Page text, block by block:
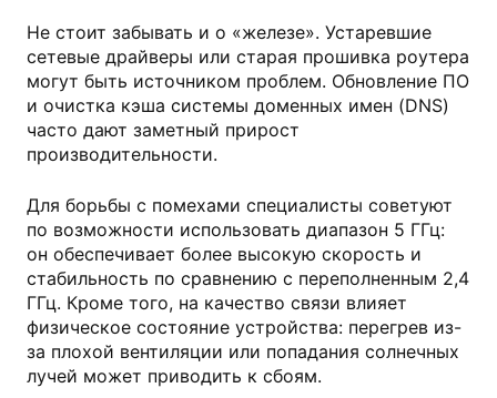
Не стоит забывать и о «железе». Устаревшие
сетевые драйверы или старая прошивка роутера
могут быть источником проблем. Обновление ПО
и очистка кэша системы доменных имен (DNS)
часто дают заметный прирост
производительности.
Для борьбы с помехами специалисты советуют
по возможности использовать диапазон 5 ГГц:
он обеспечивает более высокую скорость и
стабильность по сравнению с переполненным 2,4
ГГц. Кроме того, на качество связи влияет
физическое состояние устройства: перегрев из-
за плохой вентиляции или попадания солнечных
лучей может приводить к сбоям.